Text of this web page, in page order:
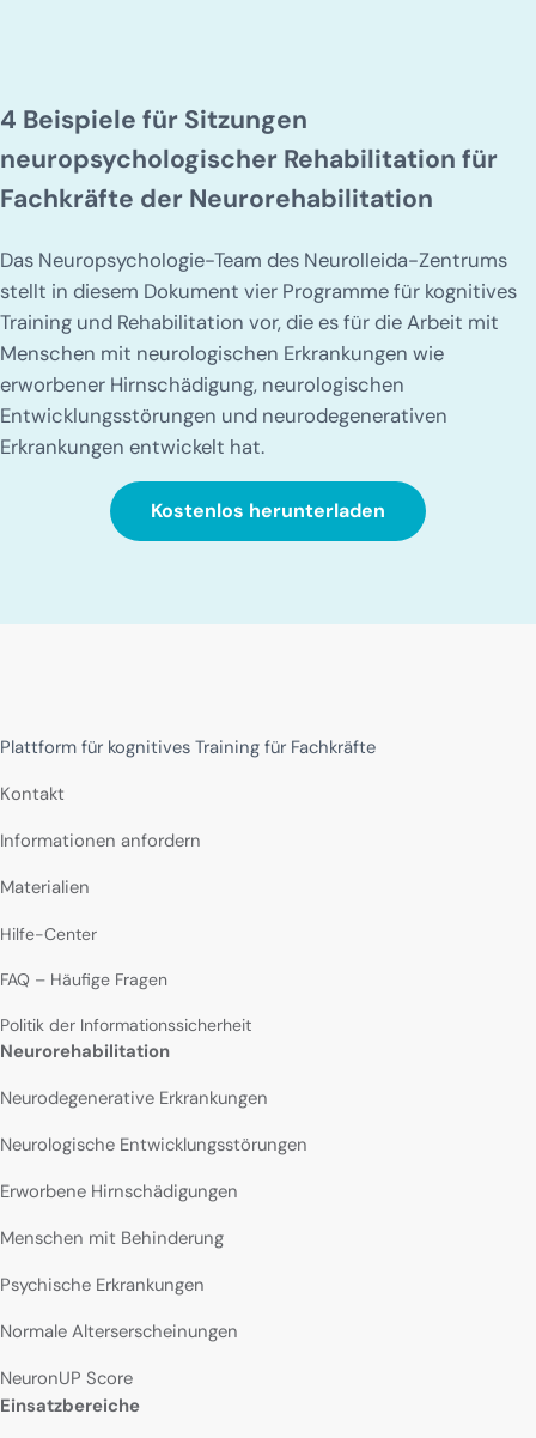
4 Beispiele für Sitzungen
neuropsychologischer Rehabilitation für
Fachkräfte der Neurorehabilitation
Das Neuropsychologie-Team des Neurolleida-Zentrums
stellt in diesem Dokument vier Programme für kognitives
Training und Rehabilitation vor, die es für die Arbeit mit
Menschen mit neurologischen Erkrankungen wie
erworbener Hirnschädigung, neurologischen
Entwicklungsstörungen und neurodegenerativen
Erkrankungen entwickelt hat.
Kostenlos herunterladen
Plattform für kognitives Training für Fachkräfte
Kontakt
Informationen anfordern
Materialien
Hilfe-Center
FAQ – Häufige Fragen
Politik der Informationssicherheit
Neurorehabilitation
Neurodegenerative Erkrankungen
Neurologische Entwicklungsstörungen
Erworbene Hirnschädigungen
Menschen mit Behinderung
Psychische Erkrankungen
Normale Alterserscheinungen
NeuronUP Score
Einsatzbereiche